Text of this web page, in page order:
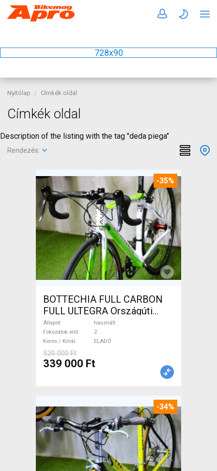
728x90
Nyitólap Címkék oldal
Címkék oldal
Description of the listing with the tag "deda piega"
Rendezés:
-35%
BOTTECHIA FULL CARBON
FULL ULTEGRA Országúti
használt ELADÓ
Állapot
használt
Fokozatok elöl
2
Keres / Kínál
ELADÓ
520 000 Ft
339 000 Ft
-34%